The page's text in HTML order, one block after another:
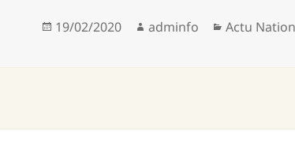
Publié
19/02/2020 Auteur
adminfo Catégories
Actu